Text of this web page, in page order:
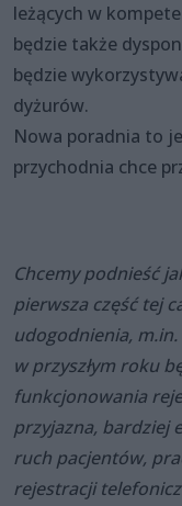
leżących w
będzie także
będzie
dyżurów.
Nowa poradnia to
przychodnia chce
Chcemy podnieść
pierwsza część tej
udogodnienia,
w przyszłym roku
funkcjonowania
przyjazna, bardziej
ruch pacjentów,
rejestracji